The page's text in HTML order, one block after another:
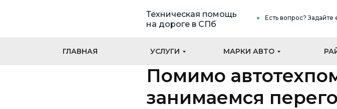
Есть вопрос? Задайте
ГЛАВНАЯ УСЛУГИ МАРКИ АВТО
Техническая помощь
на дороге в СПб
Помимо
занимаемся